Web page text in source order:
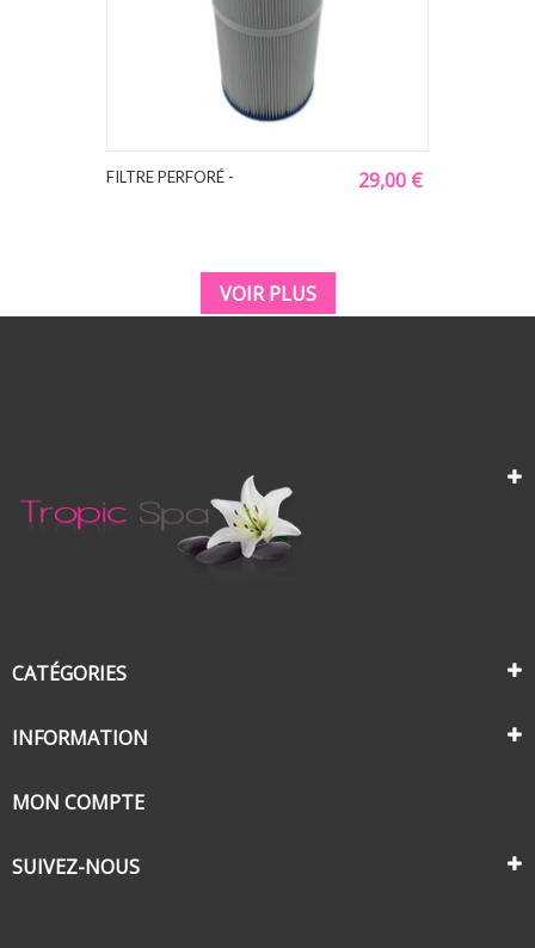
FILTRE PERFORÉ - 29,00 €
VOIR PLUS
CATÉGORIES
INFORMATION
MON COMPTE
SUIVEZ-NOUS